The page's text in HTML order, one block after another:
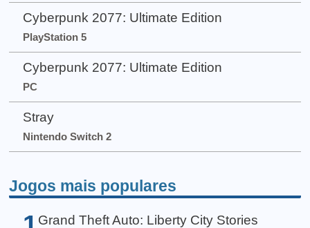
Cyberpunk 2077: Ultimate Edition
PlayStation 5
Cyberpunk 2077: Ultimate Edition
PC
Stray
Nintendo Switch 2
Jogos mais populares
Grand Theft Auto: Liberty City Stories